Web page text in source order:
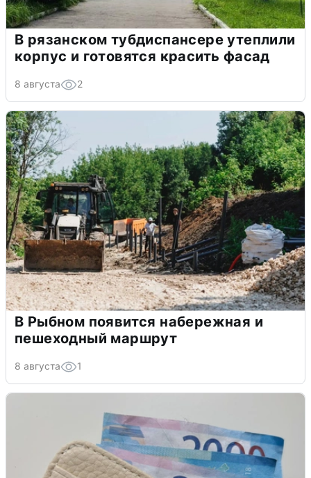
В рязанском тубдиспансере утеплили
корпус и готовятся красить фасад
8 августа 2
В Рыбном появится набережная и
пешеходный маршрут
8 августа 1